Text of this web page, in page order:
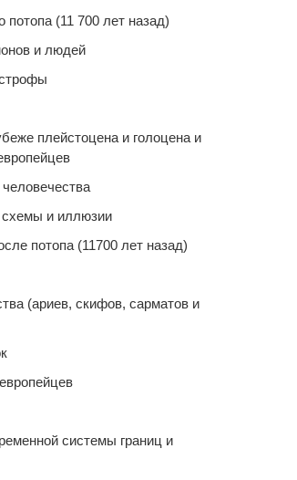
(11 700 лет назад)
и людей
плейстоцена и голоцена и
схемы и иллюзии
потопа (11700 лет назад)
(ариев, скифов, сарматов и
системы границ и